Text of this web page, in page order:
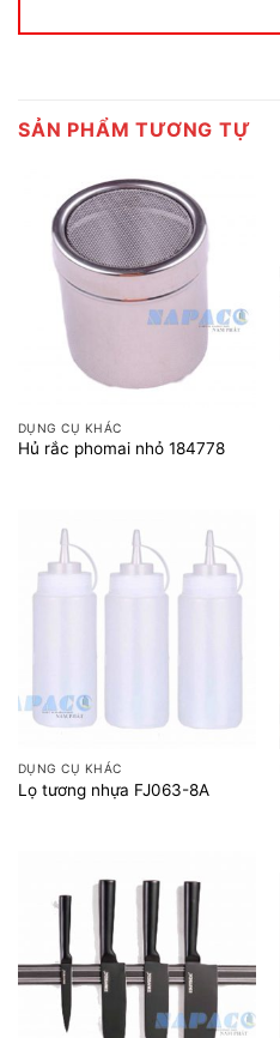
SẢN PHẨM TƯƠNG TỰ
DỤNG CỤ KHÁC
Hủ rắc phomai nhỏ 184778
DỤNG CỤ KHÁC
Lọ tương nhựa FJ063-8A